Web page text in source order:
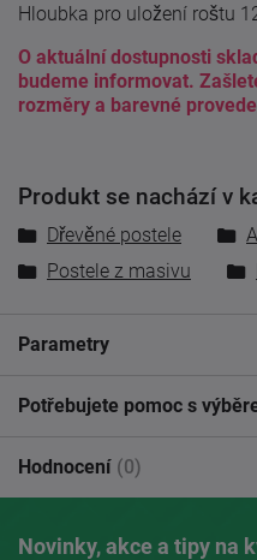
Hloubka pro uložení roštu
O aktuální dostupnosti
budeme informovat.
rozměry a barevné
Produkt se nachází v
Dřevěné postele
Postele z masivu
Parametry
Potřebujete pomoc s
Hodnocení (0)
Novinky, akce a tipy na